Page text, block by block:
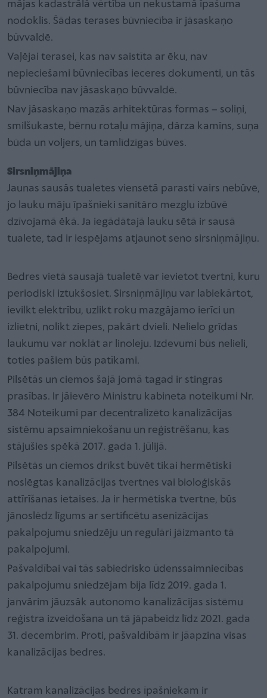
mājas kadastrālā vērtība un nekustamā īpašuma
nodoklis. Šādas terases būvniecība ir jāsaskaņo
būvvaldē.
Vaļējai terasei, kas nav saistīta ar ēku, nav
nepieciešami būvniecības ieceres dokumenti, un tās
būvniecība nav jāsaskaņo būvvaldē.
Nav jāsaskaņo mazās arhitektūras formas – soliņi,
smilšukaste, bērnu rotaļu mājiņa, dārza kamīns, suņa
būda un voljers, un tamlīdzīgas būves.
Sirsniņmājiņa
Jaunas sausās tualetes viensētā parasti vairs nebūvē,
jo lauku māju īpašnieki sanitāro mezglu izbūvē
dzīvojamā ēkā. Ja iegādātajā lauku sētā ir sausā
tualete, tad ir iespējams atjaunot seno sirsniņmājiņu.
Bedres vietā sausajā tualetē var ievietot tvertni, kuru
periodiski iztukšosiet. Sirsniņmājiņu var labiekārtot,
ievilkt elektrību, uzlikt roku mazgājamo ierīci un
izlietni, nolikt ziepes, pakārt dvieli. Nelielo grīdas
laukumu var noklāt ar linoleju. Izdevumi būs nelieli,
toties pašiem būs patīkami.
Pilsētās un ciemos šajā jomā tagad ir stingras
prasības. Ir jāievēro Ministru kabineta noteikumi Nr.
384 Noteikumi par decentralizēto kanalizācijas
sistēmu apsaimniekošanu un reģistrēšanu, kas
stājušies spēkā 2017. gada 1. jūlijā.
Pilsētās un ciemos drīkst būvēt tikai hermētiski
noslēgtas kanalizācijas tvertnes vai bioloģiskās
attīrīšanas ietaises. Ja ir hermētiska tvertne, būs
jānoslēdz līgums ar sertificētu asenizācijas
pakalpojumu sniedzēju un regulāri jāizmanto tā
pakalpojumi.
Pašvaldībai vai tās sabiedrisko ūdenssaimniecības
pakalpojumu sniedzējam bija līdz 2019. gada 1.
janvārim jāuzsāk autonomo kanalizācijas sistēmu
reģistra izveidošana un tā jāpabeidz līdz 2021. gada
31. decembrim. Proti, pašvaldībām ir jāapzina visas
kanalizācijas bedres.
Katram kanalizācijas bedres īpašniekam ir